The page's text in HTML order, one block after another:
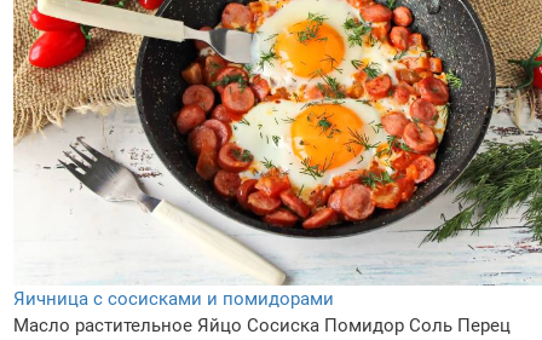
Яичница с сосисками и помидорами
Масло растительное Яйцо Сосиска Помидор Соль Перец